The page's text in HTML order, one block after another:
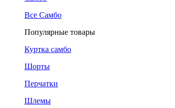
Все Самбо
Популярные товары
Куртка самбо
Шорты
Перчатки
Шлемы